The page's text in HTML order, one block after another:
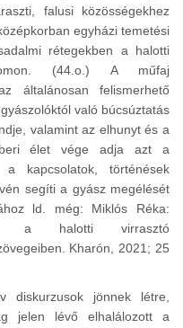
falusi közösségekhez
egyházi temetési
rétegekben a halotti
(44.o.) A műfaj
általánosan felismerhető
való búcsúztatás
valamint az elhunyt és a
élet vége adja azt a
a kapcsolatok, történések
segíti a gyász megélését
ld. még: Miklós Réka:
a halotti virrasztó
Kharón, 2021; 25
diskurzusok jönnek létre,
jelen lévő elhalálozott a